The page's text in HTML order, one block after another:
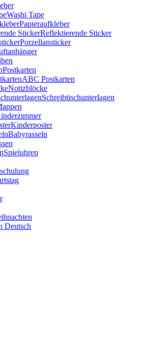
Washi Tape
Papieraufkleber
Reflektierende Sticker
Porzellansticker
Postkarten
ABC Postkarten
Notizblöcke
Schreibtischunterlagen
Kinderposter
Babyrasseln
Spieluhren
Deutsch